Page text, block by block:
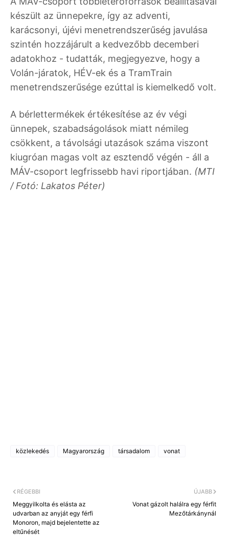
készült az ünnepekre, így az adventi,
karácsonyi, újévi menetrendszerűség javulása
szintén hozzájárult a kedvezőbb decemberi
adatokhoz - tudatták, megjegyezve, hogy a
Volán-járatok, HÉV-ek és a TramTrain
menetrendszerűsége ezúttal is kiemelkedő volt.
A bérlettermékek értékesítése az év végi
ünnepek, szabadságolások miatt némileg
csökkent, a távolsági utazások száma viszont
kiugróan magas volt az esztendő végén - áll a
MÁV-csoport legfrissebb havi riportjában. (MTI
/ Fotó: Lakatos Péter)
közlekedés Magyarország társadalom vonat
ÚJABB
Vonat gázolt halálra egy férfit
Mezőtárkánynál
RÉGEBBI
Meggyilkolta és elásta az
udvarban az anyját egy férfi
Monoron, majd bejelentette az
eltűnését